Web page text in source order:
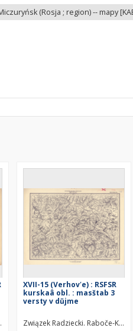
(Rosja ; region) -- mapy
Krasnaâ Armiâ.
XVII-15 (Verhovʹe) : RSFSR
kurskaâ obl. : masštab 3
versty v dŭjme
Związek Radziecki. Raboče-